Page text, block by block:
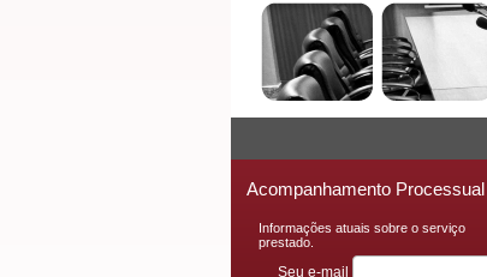
Acompanhamento Processual
Informações atuais sobre o serviço
prestado.
Seu e-mail